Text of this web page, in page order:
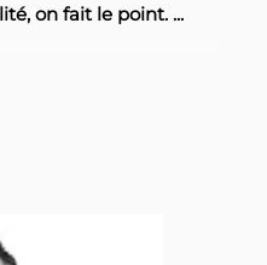
on fait le point. ...